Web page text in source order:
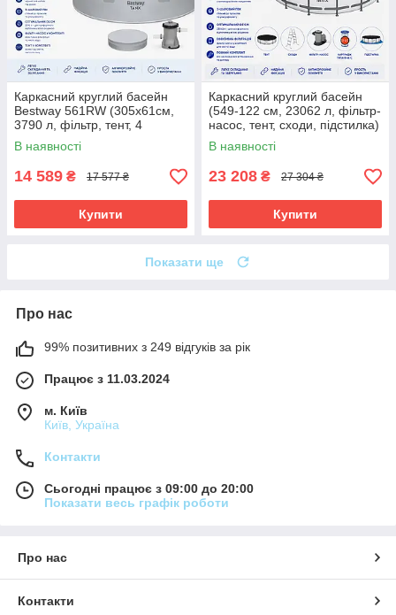
Каркасний круглий басейн
Bestway 561RW (305х61см,
3790 л, фільтр, тент, 4
підсклянники) Сірий
В наявності
14 589 ₴ 17 577 ₴
Купити
Каркасний круглий басейн
(549-122 см, 23062 л, фільтр-
насос, тент, сходи, підстилка)
Bestway 56462 Сірий
В наявності
23 208 ₴ 27 304 ₴
Купити
Показати ще
Про нас
99% позитивних з 249 відгуків за рік
Працює з 11.03.2024
м. Київ
Київ, Україна
Контакти
Сьогодні працює з 09:00 до 20:00
Показати весь графік роботи
Про нас
Контакти